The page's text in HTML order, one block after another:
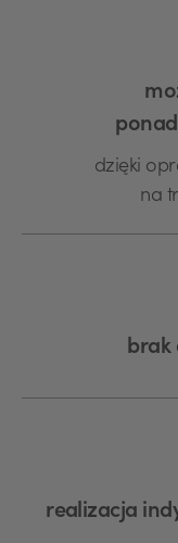
dzięki
na
brak
realizacja